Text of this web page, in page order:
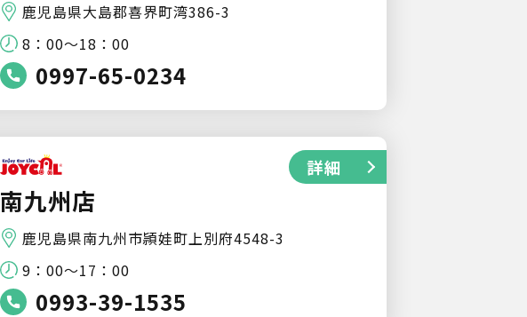
鹿児島県大島郡喜界町湾386-3
8：00～18：00
0997-65-0234
南九州店
鹿児島県南九州市頴娃町上別府4548-3
9：00～17：00
0993-39-1535
詳細